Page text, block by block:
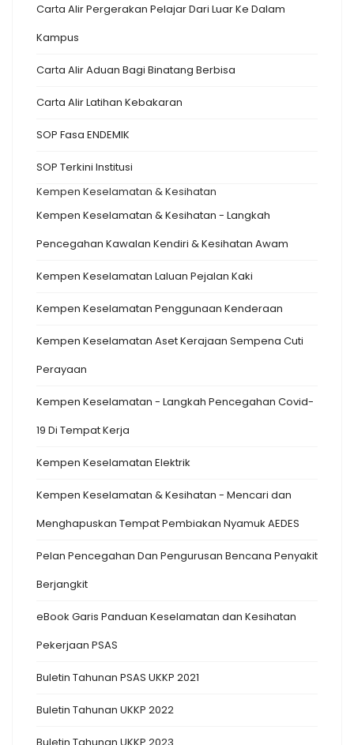
Carta Alir Pergerakan Pelajar Dari Luar Ke Dalam
Kampus
Carta Alir Aduan Bagi Binatang Berbisa
Carta Alir Latihan Kebakaran
SOP Fasa ENDEMIK
SOP Terkini Institusi
Kempen Keselamatan & Kesihatan
Kempen Keselamatan & Kesihatan - Langkah
Pencegahan Kawalan Kendiri & Kesihatan Awam
Kempen Keselamatan Laluan Pejalan Kaki
Kempen Keselamatan Penggunaan Kenderaan
Kempen Keselamatan Aset Kerajaan Sempena Cuti
Perayaan
Kempen Keselamatan - Langkah Pencegahan Covid-
19 Di Tempat Kerja
Kempen Keselamatan Elektrik
Kempen Keselamatan & Kesihatan - Mencari dan
Menghapuskan Tempat Pembiakan Nyamuk AEDES
Pelan Pencegahan Dan Pengurusan Bencana Penyakit
Berjangkit
eBook Garis Panduan Keselamatan dan Kesihatan
Pekerjaan PSAS
Buletin Tahunan PSAS UKKP 2021
Buletin Tahunan UKKP 2022